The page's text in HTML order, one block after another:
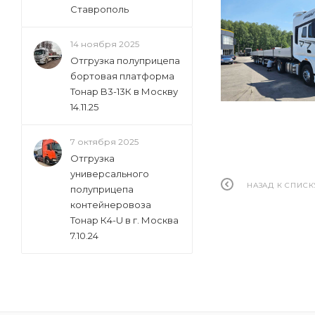
НАЗАД К
Ставрополь
14 ноября 2025
Отгрузка полуприцепа
бортовая платформа
Тонар B3-13К в Москву
14.11.25
7 октября 2025
Отгрузка
универсального
полуприцепа
контейнеровоза
Тонар К4-U в г. Москва
7.10.24